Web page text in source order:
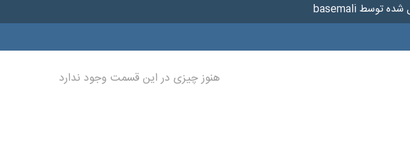
هنوز چیزی در این قسمت وجود ندارد